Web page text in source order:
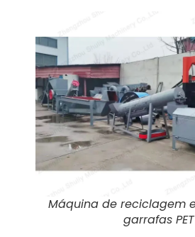
Máquina de reciclagem
garrafas PET